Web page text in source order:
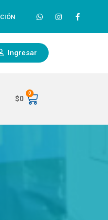
Ingresar
$0
0